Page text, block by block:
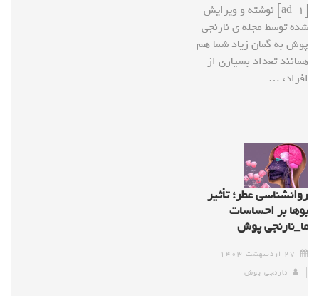
[ad_1] نوشته و ویرایش
شده توسط مجله ی نارنجی
پوش به گمان زیاد شما هم
همانند تعداد بسیاری از
افراد، …
روانشناسی عطر؛ تأثیر
بوها بر احساسات
ما_نارنجی پوش
۲۷ اردیبهشت ۱۴۰۳
نارنجی پوش